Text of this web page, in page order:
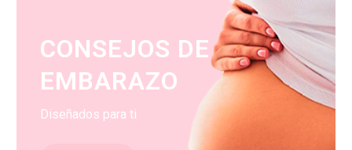
CONSEJOS DE
EMBARAZO
Diseñados para ti